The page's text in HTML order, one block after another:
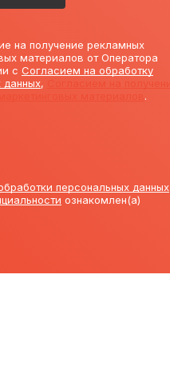
на получение рекламных
материалов от Оператора
с Согласием на обработку
данных,
.
персональных данных
ознакомлен(а)